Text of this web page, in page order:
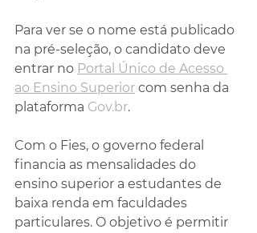
Para ver se o nome está publicado
na pré-seleção, o candidato deve
entrar no Portal Único de Acesso
ao Ensino Superior com senha da
plataforma Gov.br.
Com o Fies, o governo federal
financia as mensalidades do
ensino superior a estudantes de
baixa renda em faculdades
particulares. O objetivo é permitir